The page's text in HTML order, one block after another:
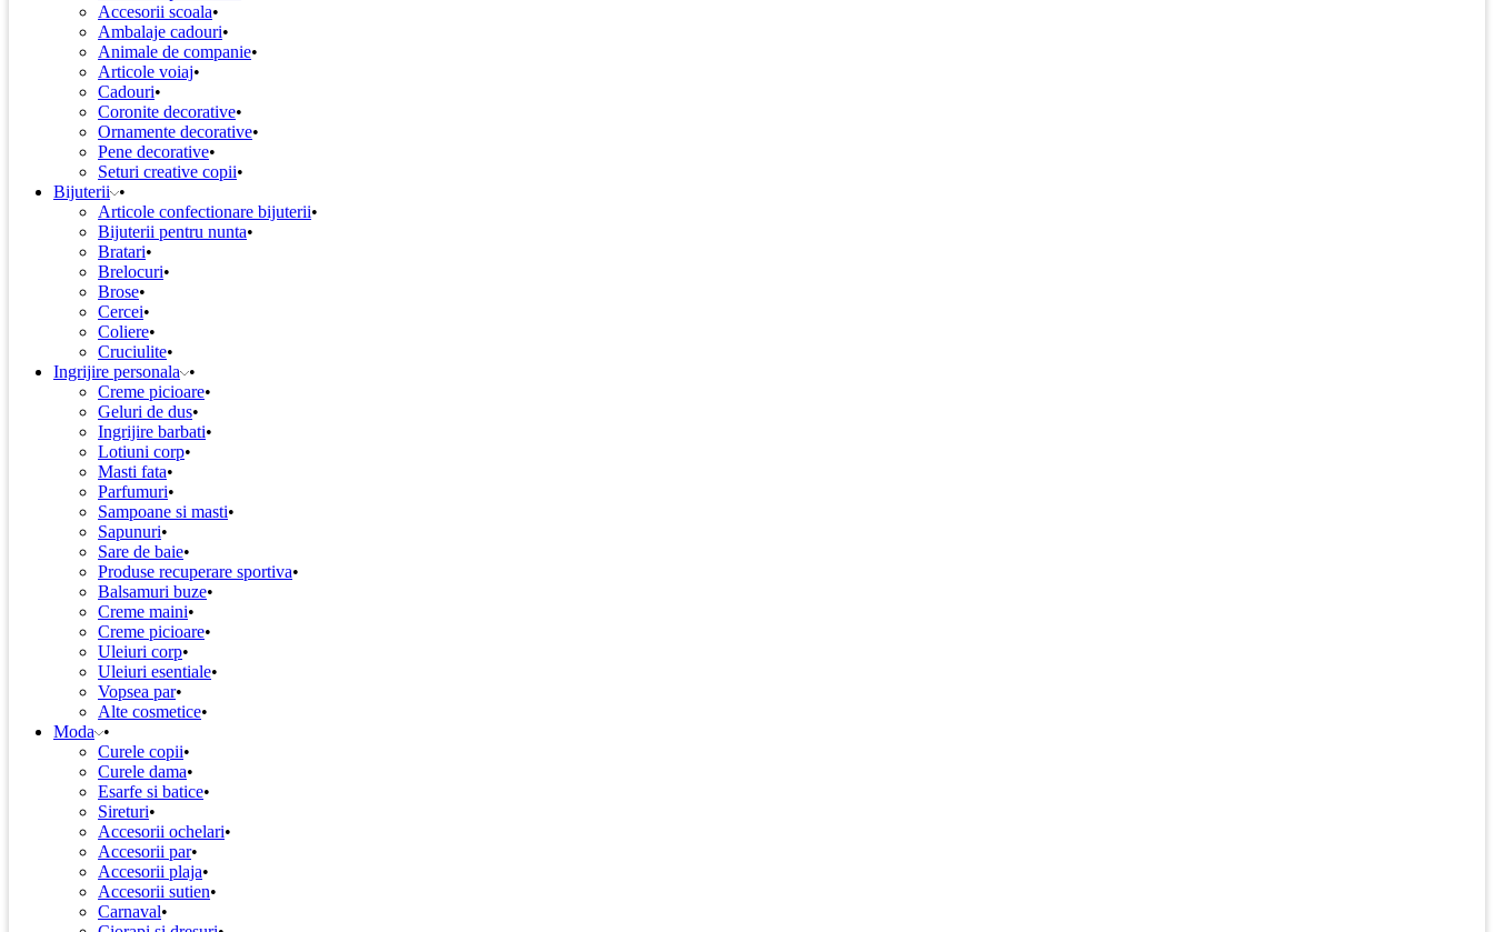
Accesorii scoala
Ambalaje cadouri
Animale de companie
Articole voiaj
Cadouri
Coronite decorative
Ornamente decorative
Pene decorative
Seturi creative copii
Bijuterii
Articole confectionare bijuterii
Bijuterii pentru nunta
Bratari
Brelocuri
Brose
Cercei
Coliere
Cruciulite
Ingrijire personala
Creme picioare
Geluri de dus
Ingrijire barbati
Lotiuni corp
Masti fata
Parfumuri
Sampoane si masti
Sapunuri
Sare de baie
Produse recuperare sportiva
Balsamuri buze
Creme maini
Creme picioare
Uleiuri corp
Uleiuri esentiale
Vopsea par
Alte cosmetice
Moda
Curele copii
Curele dama
Esarfe si batice
Sireturi
Accesorii ochelari
Accesorii par
Accesorii plaja
Accesorii sutien
Carnaval